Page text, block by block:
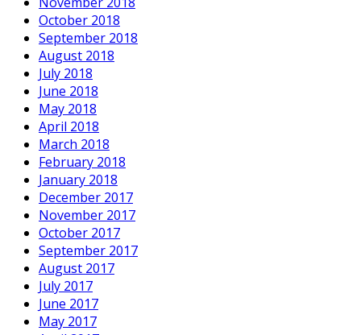
October 2018
September 2018
August 2018
July 2018
June 2018
May 2018
April 2018
March 2018
February 2018
January 2018
December 2017
November 2017
October 2017
September 2017
August 2017
July 2017
June 2017
May 2017